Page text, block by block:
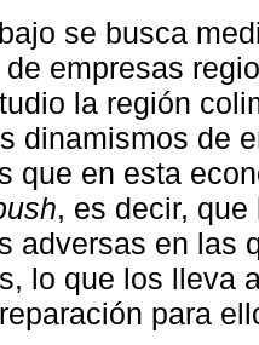
se busca
empresas
la región
dinamismos de
que en esta
, es decir,
adversas en las
lo que los lleva
para